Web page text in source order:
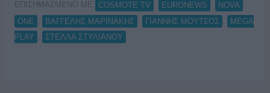
ΕΠΙΣΗΜΑΣΜΕΝΟ ΜΕ: COSMOTE TV EURONEWS NOVA
ONE
ΒΑΓΓΕΛΗΣ ΜΑΡΙΝΑΚΗΣ ΓΙΑΝΝΗΣ ΜΟΥΤΣΟΣ
ΜEGA
PLAY
ΣΤΕΛΛΑ ΣΤΥΛΙΑΝΟΥ